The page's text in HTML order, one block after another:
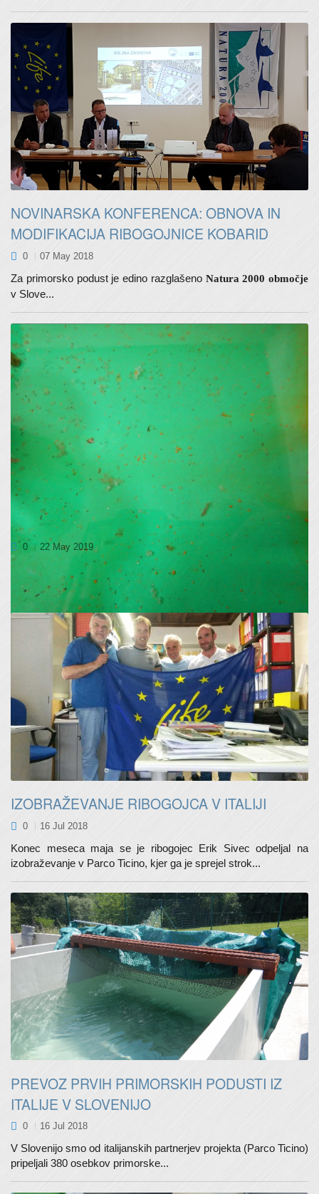
NOVINARSKA KONFERENCA: OBNOVA IN
MODIFIKACIJA RIBOGOJNICE KOBARID
0 07 May 2018
Za primorsko podust je edino razglašeno Natura 2000 območje
v Slove...
OPAZILI PRVE LARVE
0 22 May 2019
Uresničila so se naša pričakovanja, saj smo pod prodniki našli
prvi zarod z mešičkom – larve. Tik pred izvalitvijo...
IZOBRAŽEVANJE RIBOGOJCA V ITALIJI
0 16 Jul 2018
Konec meseca maja se je ribogojec Erik Sivec odpeljal na
izobraževanje v Parco Ticino, kjer ga je sprejel strok...
PREVOZ PRVIH PRIMORSKIH PODUSTI IZ
ITALIJE V SLOVENIJO
0 16 Jul 2018
V Slovenijo smo od italijanskih partnerjev projekta (Parco Ticino)
pripeljali 380 osebkov primorske...